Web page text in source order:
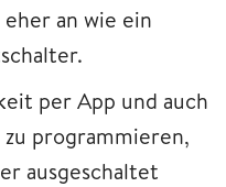
an wie ein
per App und auch
programmieren,
ausgeschaltet